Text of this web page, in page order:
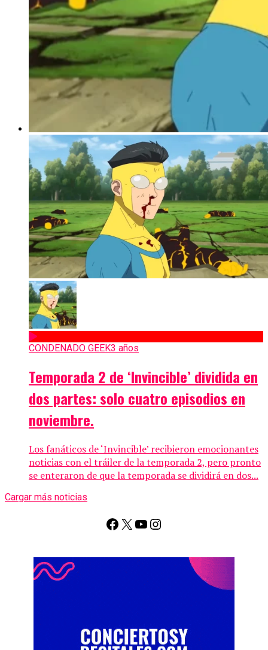
CONDENADO GEEK3 años
Temporada 2 de ‘Invincible’ dividida en
dos partes: solo cuatro episodios en
noviembre.
Los fanáticos de ‘Invincible’ recibieron emocionantes
noticias con el tráiler de la temporada 2, pero pronto
se enteraron de que la temporada se dividirá en dos...
Cargar más noticias
Facebook
X YouTube
Instagram